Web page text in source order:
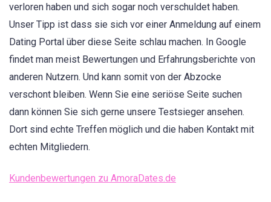
verloren haben und sich sogar noch verschuldet haben.
Unser Tipp ist dass sie sich vor einer Anmeldung auf einem
Dating Portal über diese Seite schlau machen. In Google
findet man meist Bewertungen und Erfahrungsberichte von
anderen Nutzern. Und kann somit von der Abzocke
verschont bleiben. Wenn Sie eine seriöse Seite suchen
dann können Sie sich gerne unsere Testsieger ansehen.
Dort sind echte Treffen möglich und die haben Kontakt mit
echten Mitgliedern.
Kundenbewertungen zu AmoraDates.de